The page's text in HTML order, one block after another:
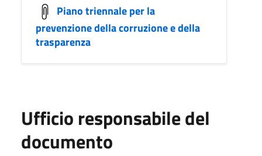
Piano triennale per la
prevenzione della corruzione e della
trasparenza
Ufficio responsabile del
documento